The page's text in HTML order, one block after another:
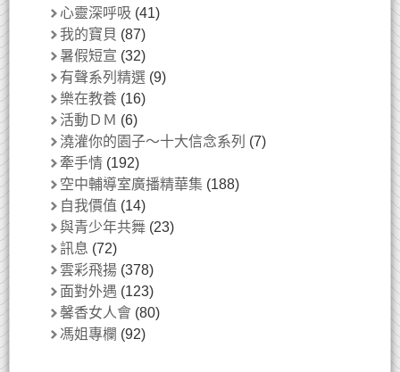
心靈深呼吸 (41)
我的寶貝 (87)
暑假短宣 (32)
有聲系列精選 (9)
樂在教養 (16)
活動ＤＭ (6)
澆灌你的園子～十大信念系列 (7)
牽手情 (192)
空中輔導室廣播精華集 (188)
自我價值 (14)
與青少年共舞 (23)
訊息 (72)
雲彩飛揚 (378)
面對外遇 (123)
馨香女人會 (80)
馮姐專欄 (92)